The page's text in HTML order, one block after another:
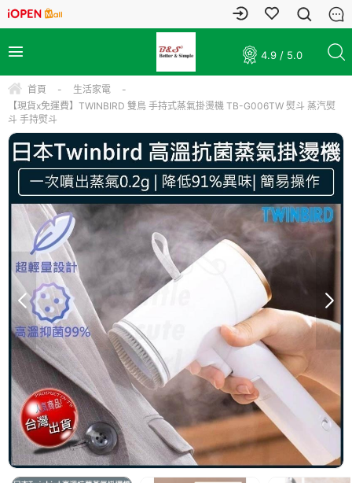
4.9 / 5.0
首頁 - 生活家電
-
【現貨x免運費】TWINBIRD 雙鳥 手持式蒸氣掛燙機 TB-G006TW 熨斗 蒸汽熨
斗 手持熨斗